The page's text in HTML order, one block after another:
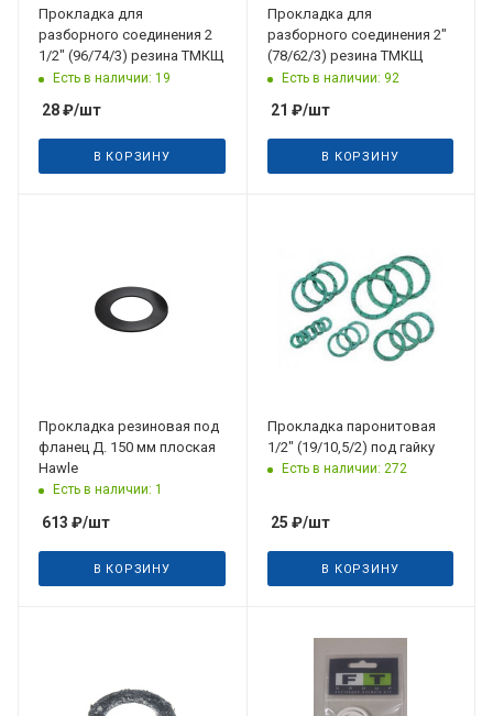
Прокладка для
разборного соединения 2
1/2" (96/74/3) резина ТМКЩ
Есть в наличии: 19
28₽/шт
В КОРЗИНУ
Прокладка для
разборного соединения 2"
(78/62/3) резина ТМКЩ
Есть в наличии: 92
21 ₽/шт
В КОРЗИНУ
Прокладка резиновая под
фланец Д. 150 мм плоская
Hawle
Есть в наличии: 1
613 ₽/шт
В КОРЗИНУ
Прокладка паронитовая
1/2" (19/10,5/2) под гайку
Есть в наличии: 272
25 ₽/шт
В КОРЗИНУ